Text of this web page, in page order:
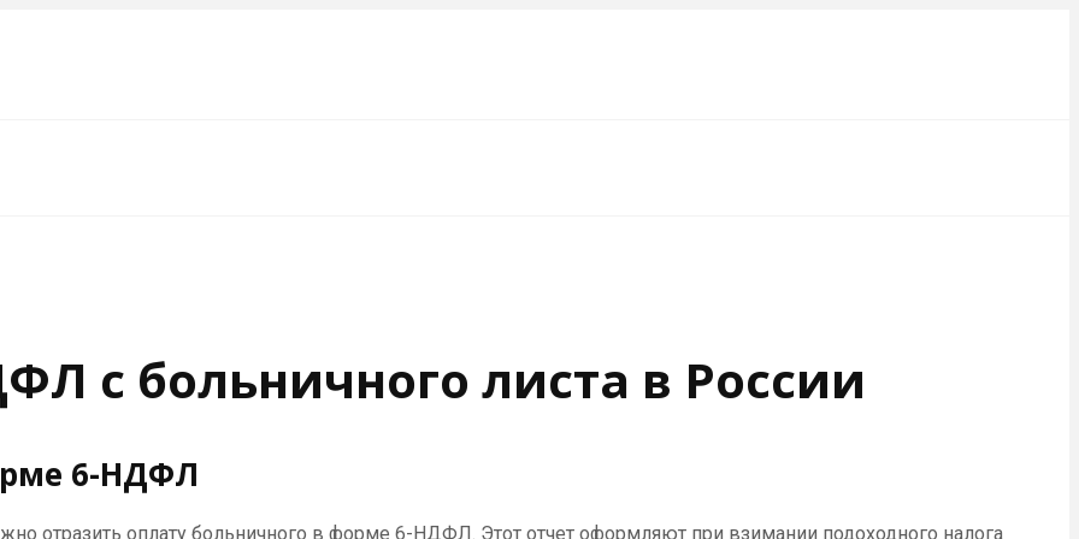
с больничного листа в России
6-НДФЛ
отразить оплату больничного в форме 6-НДФЛ. Этот отчет оформляют при взимании подоходного налога